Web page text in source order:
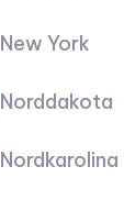
New York
Norddakota
Nordkarolina